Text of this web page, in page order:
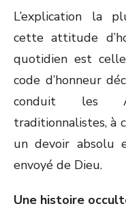
L’explication la
cette attitude
quotidien est
code d’honneur
conduit les
traditionnalistes, à
un devoir absolu
envoyé de Dieu.
Une histoire